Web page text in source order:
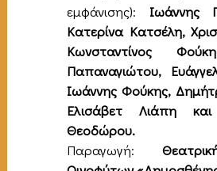
εμφάνισης): Ιωάννης
Κατερίνα Κατσέλη,
Κωνσταντίνος
Παπαναγιώτου,
Ιωάννης Φούκης,
Ελισάβετ Λιάπη
Θεοδώρου.
Παραγωγή: